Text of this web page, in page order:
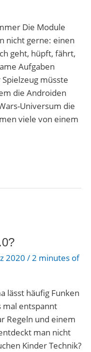
Die Module
nicht gerne: einen
geht, hüpft, fährt,
Aufgaben
Spielzeug müsste
die Androiden
Universum die
viele von einem
2020 /2 minutes of
lässt häufig Funken
mal entspannt
Regeln und einem
man nicht
Kinder Technik?